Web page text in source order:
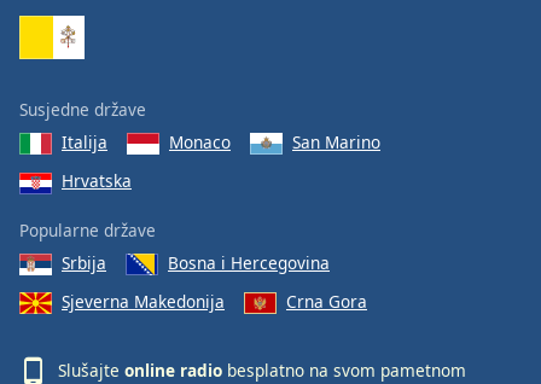
Susjedne države
Italija
Monaco
San Marino
Hrvatska
Popularne države
Srbija
Bosna i Hercegovina
Sjeverna Makedonija
Crna Gora
Slušajte online radio besplatno na svom pametnom